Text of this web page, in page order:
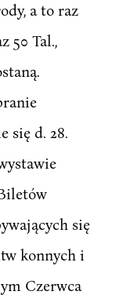
a to raz
50 Tal.,
się d. 28.
się
konnych i
Czerwca